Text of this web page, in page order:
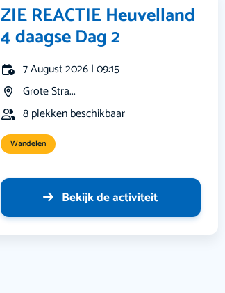
ZIE REACTIE Heuvelland
4 daagse Dag 2
7 August 2026 | 09:15
Grote Stra...
8 plekken beschikbaar
Wandelen
Bekijk de activiteit